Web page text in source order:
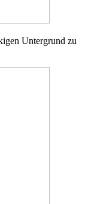
Untergrund zu